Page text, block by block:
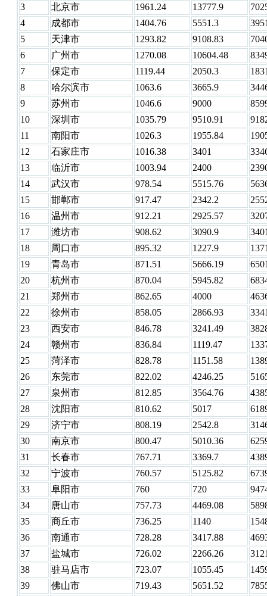
3 北京市 1961.24 13777.9
4
成都市 1404.76 5551.3
5
天津市 1293.82 9108.83
6
广州市 1270.08 10604.48
7
保定市 1119.44 2050.3
8
哈尔滨市 1063.6 3665.9
9
苏州市 1046.6 9000
10
深圳市 1035.79 9510.91
11
南阳市 1026.3 1955.84
12
石家庄市 1016.38 3401
13
临沂市 1003.94 2400
14
武汉市 978.54 5515.76
15
邯郸市 917.47 2342.2
16
温州市 912.21 2925.57
17
潍坊市 908.62 3090.9
18
周口市 895.32 1227.9
19
青岛市 871.51 5666.19
20
杭州市 870.04 5945.82
21
郑州市 862.65 4000
22
徐州市 858.05 2866.93
23
西安市 846.78 3241.49
24
赣州市 836.84 1119.47
25
菏泽市 828.78 1151.58
26
东莞市 822.02 4246.25
27
泉州市 812.85 3564.76
28
沈阳市 810.62 5017
29
济宁市 808.19 2542.8
30
南京市 800.47 5010.36
31
长春市 767.71 3369.7
32
宁波市 760.57 5125.82
33
阜阳市 760 720
34
唐山市 757.73 4469.08
35
商丘市 736.25 1140
36
南通市 728.28 3417.88
37
盐城市 726.02 2266.26
38
驻马店市 723.07 1055.45
39
佛山市 719.43 5651.52